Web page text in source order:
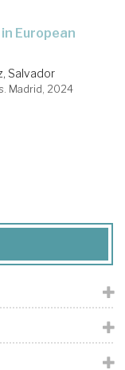
Salvador
Madrid, 2024